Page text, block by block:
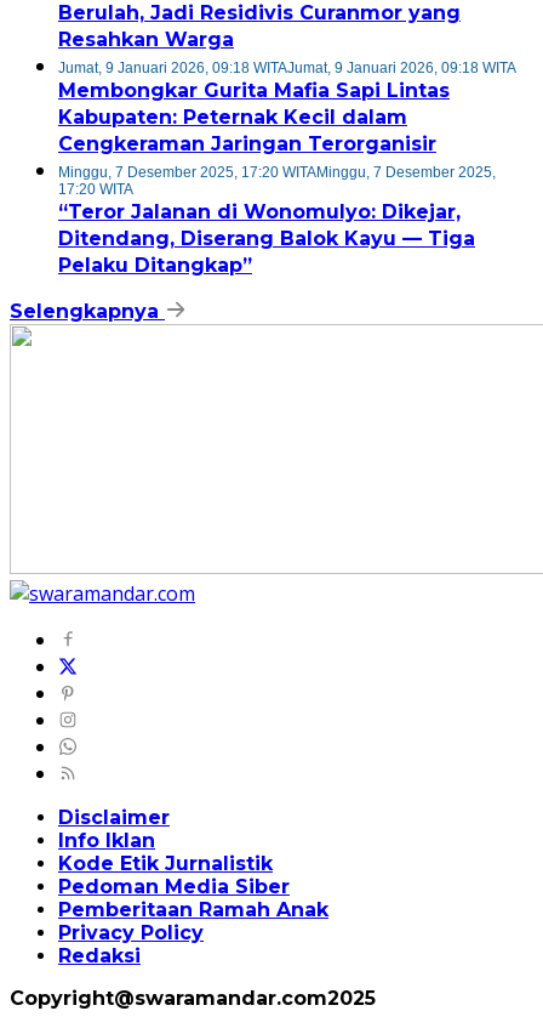
Berulah, Jadi Residivis Curanmor yang
Resahkan Warga
Jumat, 9 Januari 2026, 09:18 WITAJumat, 9 Januari 2026, 09:18 WITA
Membongkar Gurita Mafia Sapi Lintas
Kabupaten: Peternak Kecil dalam
Cengkeraman Jaringan Terorganisir
Minggu, 7 Desember 2025, 17:20 WITAMinggu, 7 Desember 2025,
17:20 WITA
“Teror Jalanan di Wonomulyo: Dikejar,
Ditendang, Diserang Balok Kayu — Tiga
Pelaku Ditangkap”
Selengkapnya
Disclaimer
Info Iklan
Kode Etik Jurnalistik
Pedoman Media Siber
Pemberitaan Ramah Anak
Privacy Policy
Redaksi
Copyright@swaramandar.com2025